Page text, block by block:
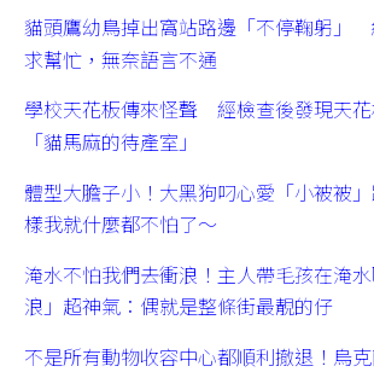
貓頭鷹幼鳥掉出窩站路邊「不停鞠躬」
求幫忙，無奈語言不通
學校天花板傳來怪聲 經檢查後發現天
「貓馬麻的待產室」
體型大膽子小！大黑狗叼心愛「小被被
樣我就什麼都不怕了～
淹水不怕我們去衝浪！主人帶毛孩在淹
浪」超神氣：偶就是整條街最靚的仔
不是所有動物收容中心都順利撤退！烏